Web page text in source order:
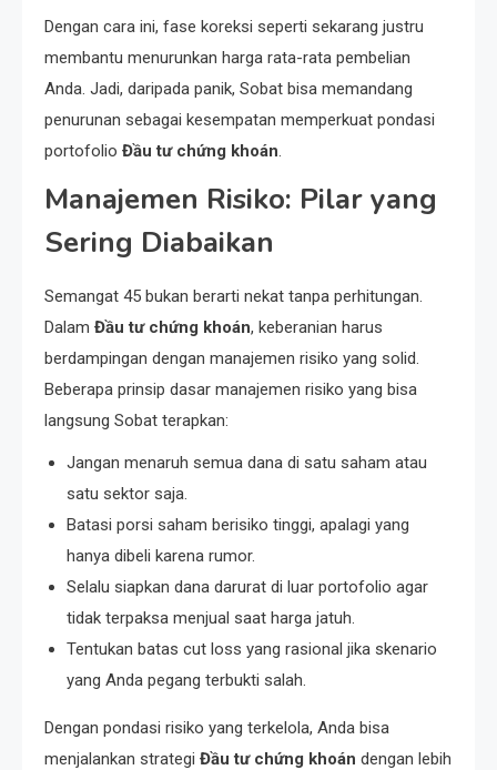
Dengan cara ini, fase koreksi seperti sekarang justru
membantu menurunkan harga rata-rata pembelian
Anda. Jadi, daripada panik, Sobat bisa memandang
penurunan sebagai kesempatan memperkuat pondasi
portofolio Đầu tư chứng khoán.
Manajemen Risiko: Pilar yang
Sering Diabaikan
Semangat 45 bukan berarti nekat tanpa perhitungan.
Dalam Đầu tư chứng khoán, keberanian harus
berdampingan dengan manajemen risiko yang solid.
Beberapa prinsip dasar manajemen risiko yang bisa
langsung Sobat terapkan:
Jangan menaruh semua dana di satu saham atau
satu sektor saja.
Batasi porsi saham berisiko tinggi, apalagi yang
hanya dibeli karena rumor.
Selalu siapkan dana darurat di luar portofolio agar
tidak terpaksa menjual saat harga jatuh.
Tentukan batas cut loss yang rasional jika skenario
yang Anda pegang terbukti salah.
Dengan pondasi risiko yang terkelola, Anda bisa
menjalankan strategi Đầu tư chứng khoán dengan lebih